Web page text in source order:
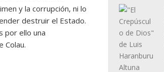
y la corrupción, ni lo
destruir el Estado.
por ello una
Colau.